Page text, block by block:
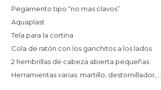
Pegamento tipo “no mas clavos”
Aquaplast
Tela para la cortina
Cola de ratón con los ganchitos a los lados
2 hembrillas de cabeza abierta pequeñas
Herramientas varias: martillo, destornillador,…..